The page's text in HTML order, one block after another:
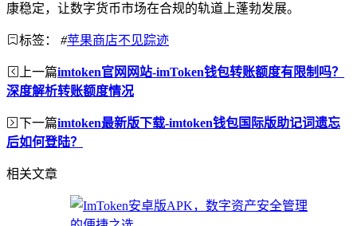
康稳定，让数字货币市场在合规的轨道上蓬勃发展。
标签： #苹果商店不见踪迹
上一篇imtoken官网网站-imToken钱包转账额度有限制吗？
深度解析转账额度情况
下一篇imtoken最新版下载-imtoken钱包国际版助记词遗忘
后如何登陆？
相关文章